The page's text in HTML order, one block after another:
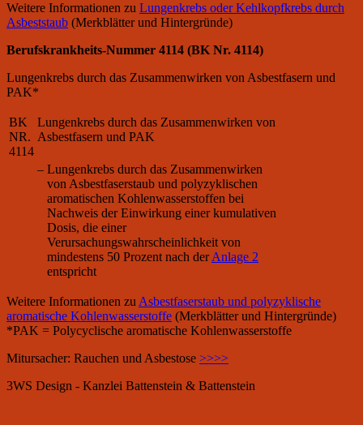
Weitere Informationen zu Lungenkrebs oder Kehlkopfkrebs durch
Asbeststaub (Merkblätter und Hintergründe)
Berufskrankheits-Nummer 4114 (BK Nr. 4114)
Lungenkrebs durch das Zusammenwirken von Asbestfasern und
PAK*
BK
NR.
4114
Lungenkrebs durch das Zusammenwirken von
Asbestfasern und PAK
– Lungenkrebs durch das Zusammenwirken
von Asbestfaserstaub und polyzyklischen
aromatischen Kohlenwasserstoffen bei
Nachweis der Einwirkung einer kumulativen
Dosis, die einer
Verursachungswahrscheinlichkeit von
mindestens 50 Prozent nach derAnlage 2
entspricht
Weitere Informationen zu Asbestfaserstaub und polyzyklische
aromatische Kohlenwasserstoffe (Merkblätter und Hintergründe)
*PAK = Polycyclische aromatische Kohlenwasserstoffe
Mitursacher: Rauchen und Asbestose >>>>
3WS Design - Kanzlei Battenstein & Battenstein